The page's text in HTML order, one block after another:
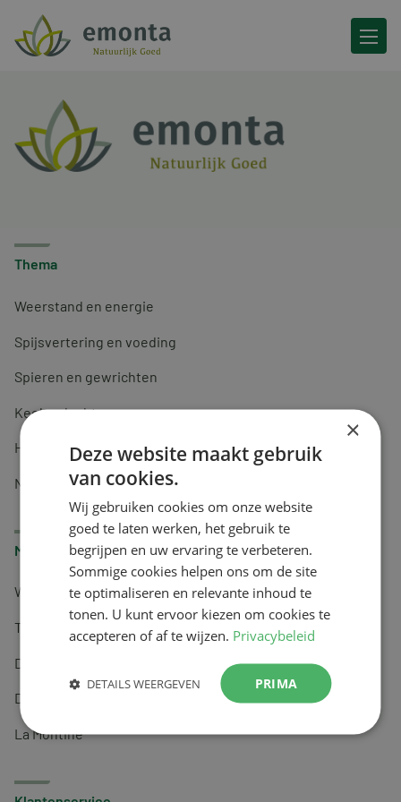
Ga naar de inhoud
Thema
Weerstand en energie
Spijsvertering en voeding
Spieren en gewrichten
Keel en luchtwegen
Huidverzorging
Nachtrust
Merken
Wapiti
Tai-Ginseng
Dermagíq
Draisma
La Montine
×
Deze website maakt gebruik
van cookies.
Wij gebruiken cookies om onze website
goed te laten werken, het gebruik te
begrijpen en uw ervaring te verbeteren.
Sommige cookies helpen ons om de site
te optimaliseren en relevante inhoud te
tonen. U kunt ervoor kiezen om cookies te
accepteren of af te wijzen. Privacybeleid
PRIMA
DETAILS WEERGEVEN